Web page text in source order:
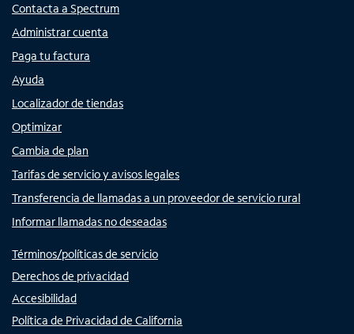
Contacta a Spectrum
Administrar cuenta
Paga tu factura
Ayuda
Localizador de tiendas
Optimizar
Cambia de plan
Tarifas de servicio y avisos legales
Transferencia de llamadas a un proveedor de servicio rural
Informar llamadas no deseadas
Términos/políticas de servicio
Derechos de privacidad
Accesibilidad
Política de Privacidad de California